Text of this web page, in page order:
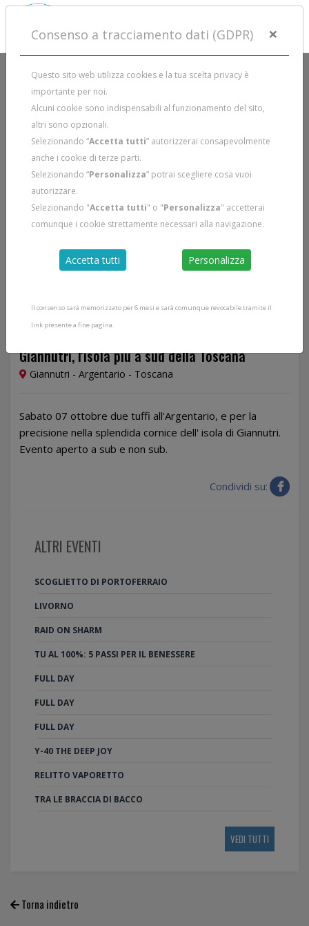
Giannutri, l'isola più a sud della Toscana
Giannutri - Argentario - Toscana
Sabato 07 ottobre due tuffi all'Argentario, e per la
precisione nella splendida cornice dell' isola di Giannutri.
Evento aperto a sub e non sub.
Condividi su:
ALTRI EVENTI
SCOGLIETTO DI PORTOFERRAIO
LIVORNO
RAID ON SHARM
TU AL 100%: 5 PASSI PER IL BENESSERE
FULL DAY
FULL DAY
FULL DAY
Y-40 THE DEEP JOY
RELITTO VAPORETTO
TRA LE BRACCIA DI BACCO
VEDI TUTTI
Torna indietro
Consenso a tracciamento dati (GDPR) ×
Questo sito web utilizza cookies e la tua scelta privacy è
importante per noi.
Alcuni cookie sono indispensabili al funzionamento del sito,
altri sono opzionali.
Selezionando “Accetta tutti” autorizzerai consapevolmente
anche i cookie di terze parti.
Selezionando “Personalizza” potrai scegliere cosa vuoi
autorizzare.
Selezionando "Accetta tutti" o "Personalizza" accetterai
comunque i cookie strettamente necessari alla navigazione.
Accetta tutti Personalizza
Il consenso sarà memorizzato per 6 mesi e sarà comunque revocabile tramite il
link presente a fine pagina.